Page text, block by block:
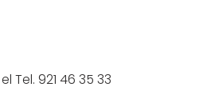
Tel. 921 46 35 33